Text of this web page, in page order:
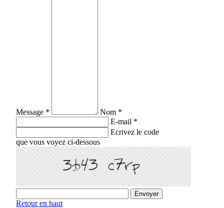
Message *
Nom *
E-mail *
Ecrivez le code
que vous voyez ci-dessous
Retour en haut